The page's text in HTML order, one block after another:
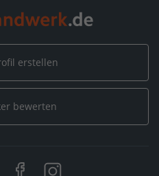
erstellen
bewerten